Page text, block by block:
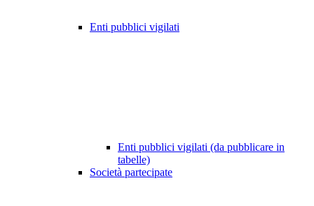
Enti pubblici vigilati
Enti pubblici vigilati (da pubblicare in
tabelle)
Società partecipate